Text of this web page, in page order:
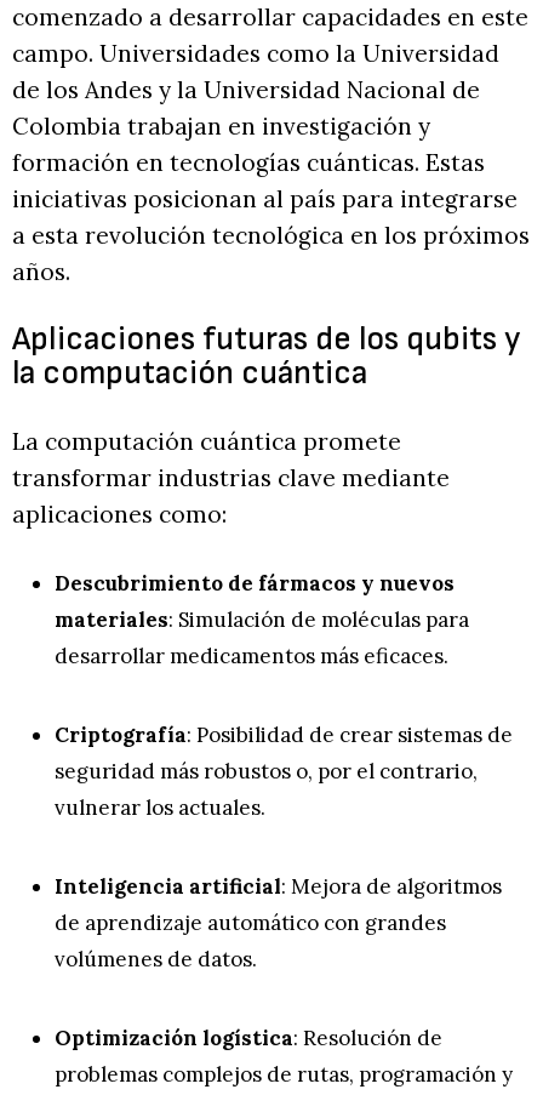
comenzado a desarrollar capacidades en este
campo. Universidades como la Universidad
de los Andes y la Universidad Nacional de
Colombia trabajan en investigación y
formación en tecnologías cuánticas. Estas
iniciativas posicionan al país para integrarse
a esta revolución tecnológica en los próximos
años.
Aplicaciones futuras de los qubits y
la computación cuántica
La computación cuántica promete
transformar industrias clave mediante
aplicaciones como:
Descubrimiento de fármacos y nuevos
materiales: Simulación de moléculas para
desarrollar medicamentos más eficaces.
Criptografía: Posibilidad de crear sistemas de
seguridad más robustos o, por el contrario,
vulnerar los actuales.
Inteligencia artificial: Mejora de algoritmos
de aprendizaje automático con grandes
volúmenes de datos.
Optimización logística: Resolución de
problemas complejos de rutas, programación y